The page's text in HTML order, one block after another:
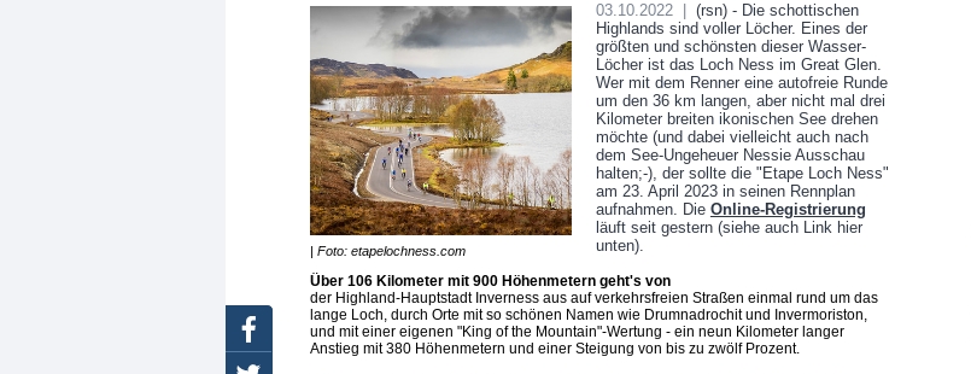
| Foto: etapelochness.com
03.10.2022 |
(rsn) - Die schottischen
Highlands sind voller Löcher. Eines der
größten und schönsten dieser Wasser-
Löcher ist das Loch Ness im Great Glen.
Wer mit dem Renner eine autofreie Runde
um den 36 km langen, aber nicht mal drei
Kilometer breiten ikonischen See drehen
möchte (und dabei vielleicht auch nach
dem See-Ungeheuer Nessie Ausschau
halten;-), der sollte die "Etape Loch Ness"
am 23. April 2023 in seinen Rennplan
aufnahmen. Die Online-Registrierung
läuft seit gestern (siehe auch Link hier
unten).
Über 106 Kilometer mit 900 Höhenmetern geht's von
der Highland-Hauptstadt Inverness aus auf verkehrsfreien Straßen einmal rund um das
lange Loch, durch Orte mit so schönen Namen wie Drumnadrochit und Invermoriston,
und mit einer eigenen "King of the Mountain"-Wertung - ein neun Kilometer langer
Anstieg mit 380 Höhenmetern und einer Steigung von bis zu zwölf Prozent.
Facebook